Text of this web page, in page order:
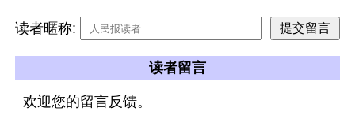
读者暱称:
读者留言
欢迎您的留言反馈。